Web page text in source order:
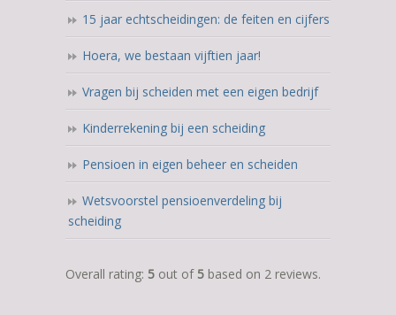
15 jaar echtscheidingen: de feiten en cijfers
Hoera, we bestaan vijftien jaar!
Vragen bij scheiden met een eigen bedrijf
Kinderrekening bij een scheiding
Pensioen in eigen beheer en scheiden
Wetsvoorstel pensioenverdeling bij
scheiding
5,0
Overall rating: 5 out of 5 based on 2 reviews.